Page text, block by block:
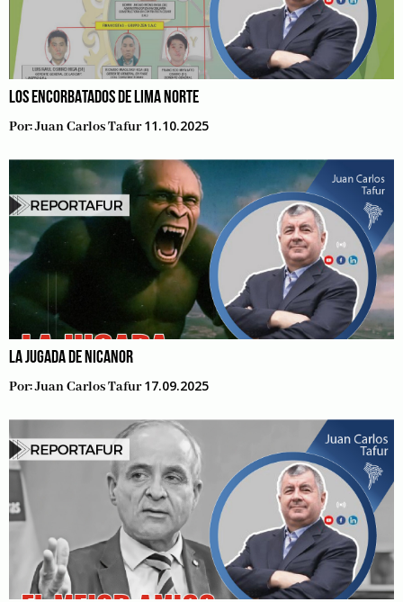
LOS ENCORBATADOS DE LIMA NORTE
Por:Juan Carlos Tafur 11.10.2025
LA JUGADA DE NICANOR
Por:Juan Carlos Tafur 17.09.2025